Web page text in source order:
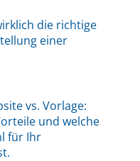
die richtige
einer
vs. Vorlage:
und welche
für Ihr